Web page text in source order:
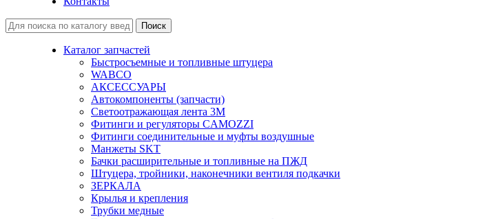
Каталог запчастей
Быстросъемные и топливные штуцера
WABCO
АКСЕССУАРЫ
Автокомпоненты (запчасти)
Светоотражающая лента 3М
Фитинги и регуляторы CAMOZZI
Фитинги соединительные и муфты воздушные
Манжеты SKT
Бачки расширительные и топливные на ПЖД
Штуцера, тройники, наконечники вентиля подкачки
ЗЕРКАЛА
Крылья и крепления
Трубки медные